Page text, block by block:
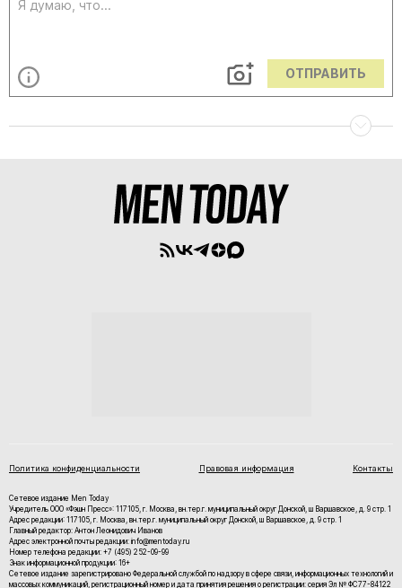
ОТПРАВИТЬ
Политика конфиденциальности Правовая информация Контакты
Сетевое издание Men Today
Учредитель ООО «Фэшн Пресс»: 117105, г. Москва, вн.тер.г. муниципальный округ Донской, ш Варшавское, д. 9 стр. 1
Адрес редакции: 117105, г. Москва, вн.тер.г. муниципальный округ Донской, ш Варшавское, д. 9 стр. 1
Главный редактор: Антон Леонидович Иванов
Адрес электронной почты редакции: info@mentoday.ru
Номер телефона редакции: +7 (495) 252-09-99
Знак информационной продукции: 16+
Cетевое издание зарегистрировано Федеральной службой по надзору в сфере связи, информационных технологий и
массовых коммуникаций, регистрационный номер и дата принятия решения о регистрации: серия Эл № ФС77-84122